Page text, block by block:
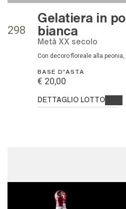
298
Gelatiera in
bianca
metà XX secolo
con decoro floreale alla
BASE D'ASTA
€ 20,00
DETTAGLIO LOTTO